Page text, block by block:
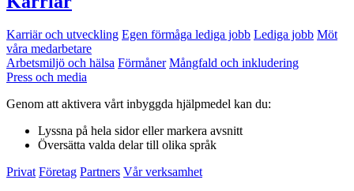
Karriär och utveckling Egen förmåga lediga jobb Lediga jobb Möt
våra medarbetare
Arbetsmiljö och hälsa Förmåner Mångfald och inkludering
Press och media
Genom att aktivera vårt inbyggda hjälpmedel kan du:
Lyssna på hela sidor eller markera avsnitt
Översätta valda delar till olika språk
Privat Företag Partners Vår verksamhet